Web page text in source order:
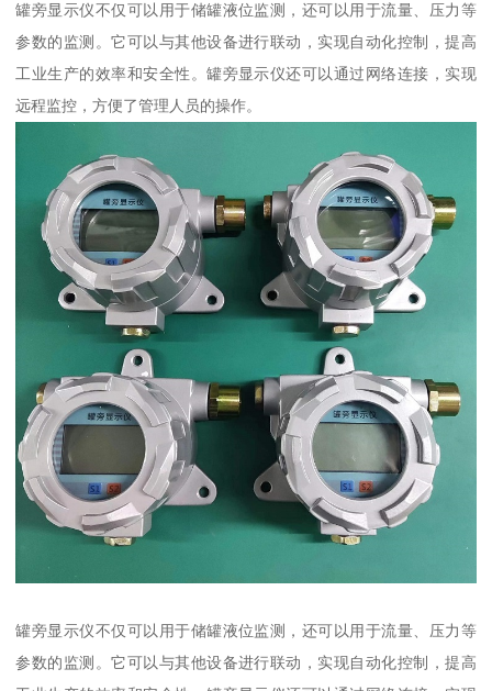
罐旁显示仪不仅可以用于储罐液位监测，还可以用于流量、压力等
参数的监测。它可以与其他设备进行联动，实现自动化控制，提高
工业生产的效率和安全性。罐旁显示仪还可以通过网络连接，实现
远程监控，方便了管理人员的操作。
罐旁显示仪不仅可以用于储罐液位监测，还可以用于流量、压力等
参数的监测。它可以与其他设备进行联动，实现自动化控制，提高